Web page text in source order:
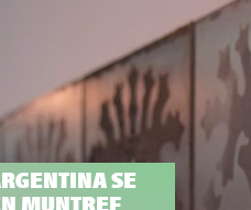
SE
MUNTREF